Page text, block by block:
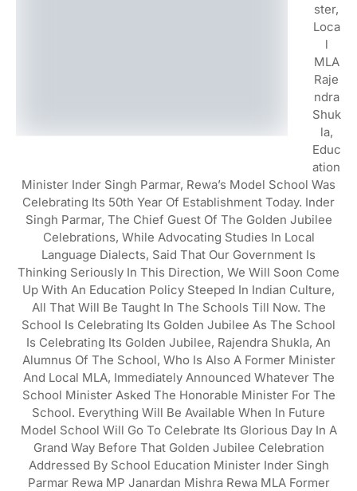
Ster,
Loca
L
MLA
Raje
Ndra
Shuk
La,
Educ
Ation
Minister Inder Singh Parmar, Rewa’s Model School Was
Celebrating Its 50th Year Of Establishment Today. Inder
Singh Parmar, The Chief Guest Of The Golden Jubilee
Celebrations, While Advocating Studies In Local
Language Dialects, Said That Our Government Is
Thinking Seriously In This Direction, We Will Soon Come
Up With An Education Policy Steeped In Indian Culture,
All That Will Be Taught In The Schools Till Now. The
School Is Celebrating Its Golden Jubilee As The School
Is Celebrating Its Golden Jubilee, Rajendra Shukla, An
Alumnus Of The School, Who Is Also A Former Minister
And Local MLA, Immediately Announced Whatever The
School Minister Asked The Honorable Minister For The
School. Everything Will Be Available When In Future
Model School Will Go To Celebrate Its Glorious Day In A
Grand Way Before That Golden Jubilee Celebration
Addressed By School Education Minister Inder Singh
Parmar Rewa MP Janardan Mishra Rewa MLA Former